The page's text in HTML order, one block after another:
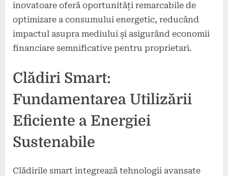
inovatoare oferă oportunități remarcabile de
optimizare a consumului energetic, reducând
impactul asupra mediului și asigurând economii
financiare semnificative pentru proprietari.
Clădiri Smart:
Fundamentarea Utilizării
Eficiente a Energiei
Sustenabile
Clădirile smart integrează tehnologii avansate